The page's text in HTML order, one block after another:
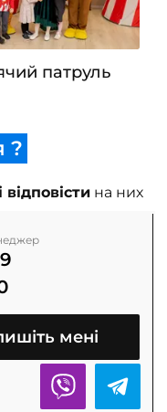
патруль
?
відповісти на них
мені